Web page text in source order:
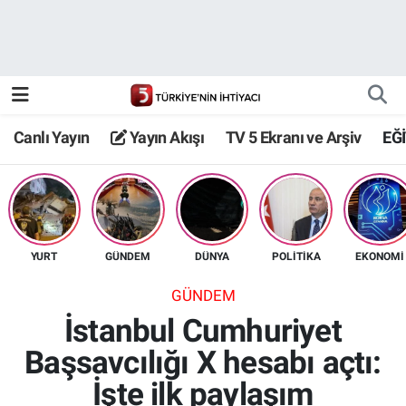
Canlı Yayın Yayın Akışı TV 5 Ekranı ve Arşiv
YURT GÜNDEM DÜNYA POLİTİKA EKONOMİ
GÜNDEM
İstanbul Cumhuriyet
Başsavcılığı X hesabı açtı:
İşte ilk paylaşım
TV 5 Ekranı ve Arşiv